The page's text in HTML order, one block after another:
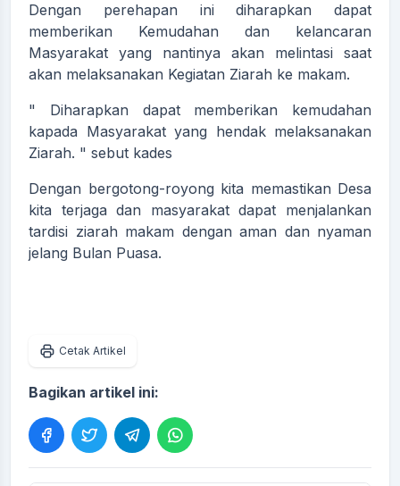
Dengan perehapan ini diharapkan dapat
memberikan Kemudahan dan kelancaran
Masyarakat yang nantinya akan melintasi saat
akan melaksanakan Kegiatan Ziarah ke makam.
" Diharapkan dapat memberikan kemudahan
kapada Masyarakat yang hendak melaksanakan
Ziarah. " sebut kades
Dengan bergotong-royong kita memastikan Desa
kita terjaga dan masyarakat dapat menjalankan
tardisi ziarah makam dengan aman dan nyaman
jelang Bulan Puasa.
Cetak Artikel
Bagikan artikel ini: